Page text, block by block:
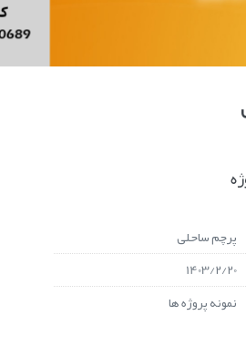
پرچم ساحلی
1403/2/20
نمونه پروژه ها